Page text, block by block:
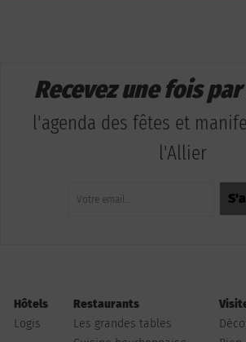
Recevez une fois
l'agenda des fêtes et
l'Allier
Hôtels
Logis
Restaurants
Les grandes tables